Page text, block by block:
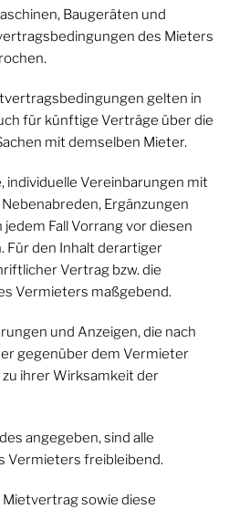
Baugeräten und
des Mieters
gelten in
für künftige Verträge über die
mit demselben Mieter.
individuelle Vereinbarungen mit
Ergänzungen
Fall Vorrang vor diesen
Für den Inhalt derartiger
Vertrag bzw. die
Vermieters maßgebend.
und Anzeigen, die nach
gegenüber dem Vermieter
ihrer Wirksamkeit der
angegeben, sind alle
Vermieters freibleibend.
sowie diese